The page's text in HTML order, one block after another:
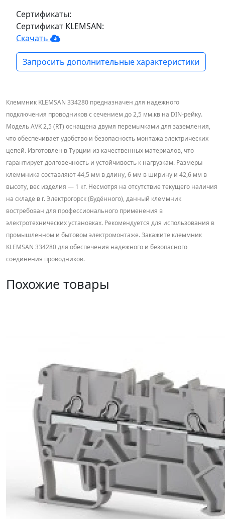
Сертификаты:
Сертификат KLEMSAN:
Скачать
Запросить дополнительные характеристики
Клеммник KLEMSAN 334280 предназначен для надежного
подключения проводников с сечением до 2,5 мм.кв на DIN-рейку.
Модель AVK 2,5 (RT) оснащена двумя перемычками для заземления,
что обеспечивает удобство и безопасность монтажа электрических
цепей. Изготовлен в Турции из качественных материалов, что
гарантирует долговечность и устойчивость к нагрузкам. Размеры
клеммника составляют 44,5 мм в длину, 6 мм в ширину и 42,6 мм в
высоту, вес изделия — 1 кг. Несмотря на отсутствие текущего наличия
на складе в г. Электрогорск (Будённого), данный клеммник
востребован для профессионального применения в
электротехнических установках. Рекомендуется для использования в
промышленном и бытовом электромонтаже. Закажите клеммник
KLEMSAN 334280 для обеспечения надежного и безопасного
соединения проводников.
Похожие товары